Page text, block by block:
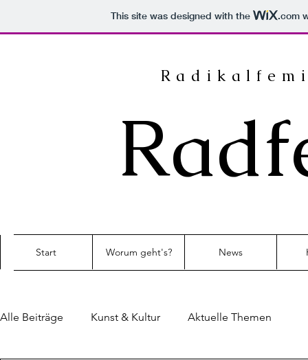
This site was designed with the .com
Start Worum geht's? News
Alle Beiträge Kunst & Kultur Aktuelle Themen